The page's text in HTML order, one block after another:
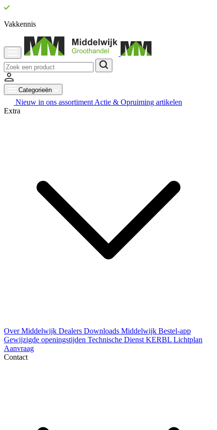
Vakkennis
Categorieën
Nieuw in ons assortiment Actie & Opruiming artikelen
Extra
Over Middelwijk Dealers Downloads Middelwijk Bestel-app
Gewijzigde openingstijden Technische Dienst KERBL Lichtplan
Aanvraag
Contact